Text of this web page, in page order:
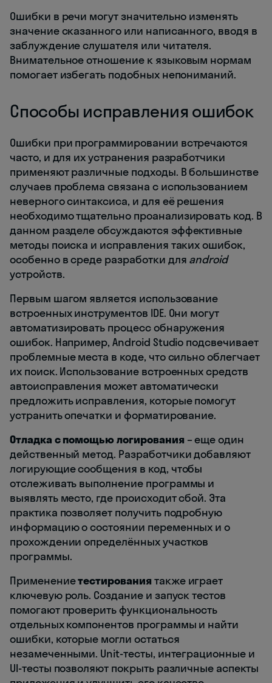
Ошибки в речи могут значительно изменять
значение сказанного или написанного, вводя в
заблуждение слушателя или читателя.
Внимательное отношение к языковым нормам
помогает избегать подобных непониманий.
Способы исправления ошибок
Ошибки при программировании встречаются
часто, и для их устранения разработчики
применяют различные подходы. В большинстве
случаев проблема связана с использованием
неверного синтаксиса, и для её решения
необходимо тщательно проанализировать код. В
данном разделе обсуждаются эффективные
методы поиска и исправления таких ошибок,
особенно в среде разработки для android
устройств.
Первым шагом является использование
встроенных инструментов IDE. Они могут
автоматизировать процесс обнаружения
ошибок. Например, Android Studio подсвечивает
проблемные места в коде, что сильно облегчает
их поиск. Использование встроенных средств
автоисправления может автоматически
предложить исправления, которые помогут
устранить опечатки и форматирование.
Отладка с помощью логирования – еще один
действенный метод. Разработчики добавляют
логирующие сообщения в код, чтобы
отслеживать выполнение программы и
выявлять место, где происходит сбой. Эта
практика позволяет получить подробную
информацию о состоянии переменных и о
прохождении определённых участков
программы.
Применениетестирования также играет
ключевую роль. Создание и запуск тестов
помогают проверить функциональность
отдельных компонентов программы и найти
ошибки, которые могли остаться
незамеченными. Unit-тесты, интеграционные и
UI-тесты позволяют покрыть различные аспекты